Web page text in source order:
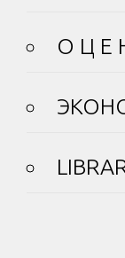
О Ц Е